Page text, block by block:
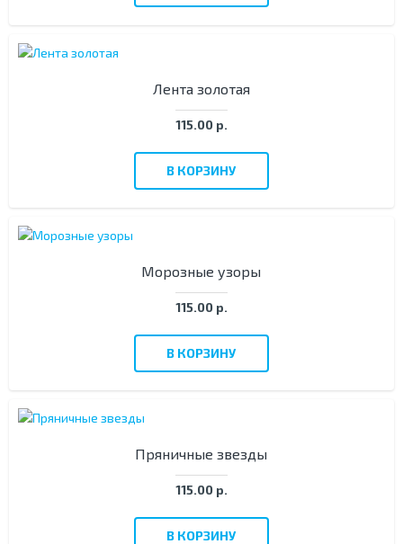
Лента золотая
115.00 р.
В КОРЗИНУ
Морозные узоры
115.00 р.
В КОРЗИНУ
Пряничные звезды
115.00 р.
В КОРЗИНУ